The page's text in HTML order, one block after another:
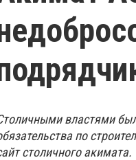
властями
по
столичного акимата.